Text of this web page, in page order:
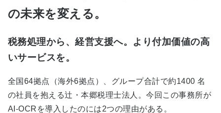
の未来を変える。
税務処理から、経営支援へ。より付加価値の高
いサービスを。
全国64拠点（海外6拠点）、グループ合計で約1400 名
の社員を抱える辻・本郷税理士法人。今回この事務所が
AI-OCRを導入したのには2つの理由がある。